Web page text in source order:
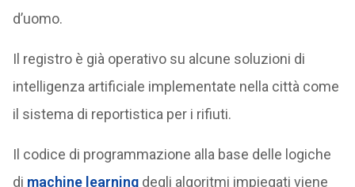
d’uomo.
Il registro è già operativo su alcune soluzioni di
intelligenza artificiale implementate nella città come
il sistema di reportistica per i rifiuti.
Il codice di programmazione alla base delle logiche
di machine learningdegli algoritmi impiegati viene